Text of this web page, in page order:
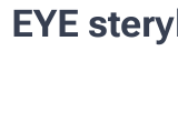
EYE